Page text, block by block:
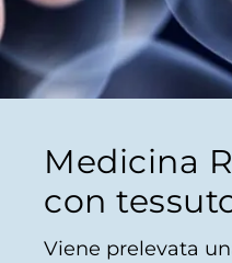
Medicina
con
Viene prelevata